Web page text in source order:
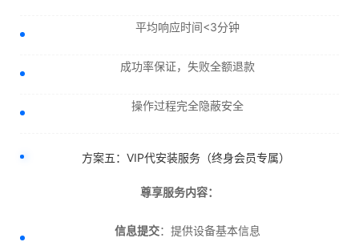
平均响应时间<3分钟
成功率保证，失败全额退款
操作过程完全隐蔽安全
方案五：VIP代安装服务（终身会员专属）
尊享服务内容：
信息提交：提供设备基本信息